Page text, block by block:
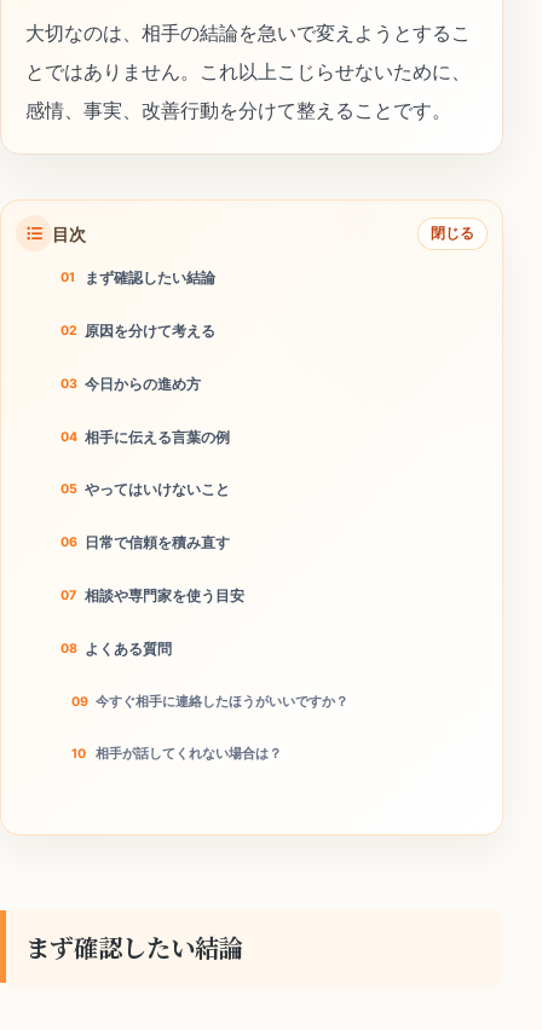
大切なのは、相手の結論を急いで変えようとするこ
とではありません。これ以上こじらせないために、
感情、事実、改善行動を分けて整えることです。
目次 閉じる
まず確認したい結論
原因を分けて考える
今日からの進め方
相手に伝える言葉の例
やってはいけないこと
日常で信頼を積み直す
相談や専門家を使う目安
よくある質問
今すぐ相手に連絡したほうがいいですか？
相手が話してくれない場合は？
まず確認したい結論